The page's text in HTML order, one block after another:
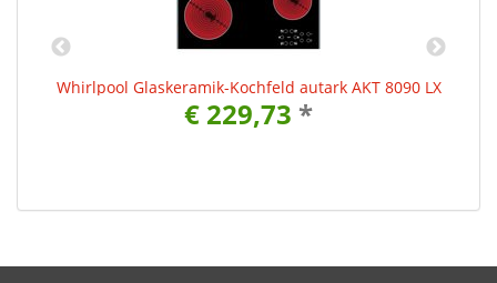
Whirlpool Glaskeramik-Kochfeld autark AKT 8090 LX
€ 229,73 *